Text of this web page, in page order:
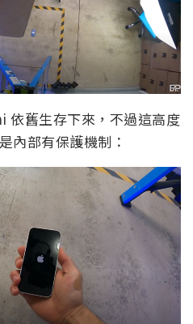
舊生存下來，不過這高度
內部有保護機制：